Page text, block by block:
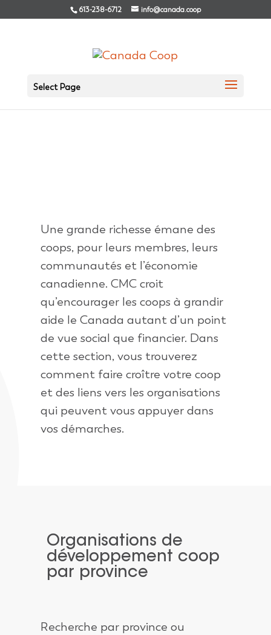
613-238-6712 info@canada.coop
Select Page
Une grande richesse émane des
coops, pour leurs membres, leurs
communautés et l’économie
canadienne. CMC croit
qu’encourager les coops à grandir
aide le Canada autant d’un point
de vue social que financier. Dans
cette section, vous trouverez
comment faire croître votre coop
et des liens vers les organisations
qui peuvent vous appuyer dans
vos démarches.
Organisations de
développement coop
par province
Recherche par province ou